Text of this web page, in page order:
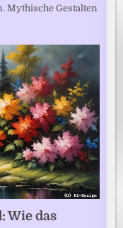
Mythische Gestalten
Wie das